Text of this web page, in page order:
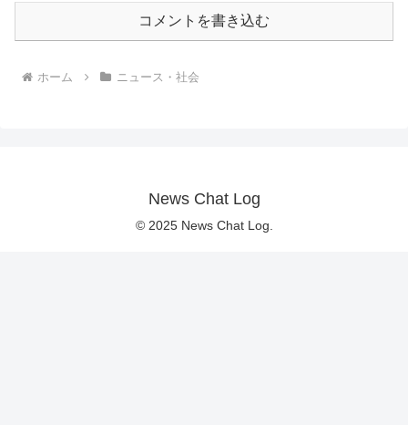
コメントを書き込む
ホーム ニュース・社会
News Chat Log
© 2025 News Chat Log.